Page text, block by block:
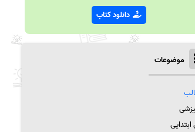
دانلود کتاب
موضوعات
ابتدایی